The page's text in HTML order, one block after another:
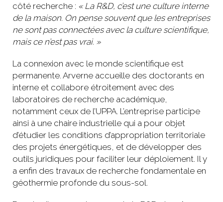
côté recherche : « La R&D, c’est une culture interne
de la maison. On pense souvent que les entreprises
ne sont pas connectées avec la culture scientifique,
mais ce n’est pas vrai. »
La connexion avec le monde scientifique est
permanente. Arverne accueille des doctorants en
interne et collabore étroitement avec des
laboratoires de recherche académique,
notamment ceux de l’UPPA. L’entreprise participe
ainsi à une chaire industrielle qui a pour objet
d’étudier les conditions d’appropriation territoriale
des projets énergétiques, et de développer des
outils juridiques pour faciliter leur déploiement. Il y
a enfin des travaux de recherche fondamentale en
géothermie profonde du sous-sol.